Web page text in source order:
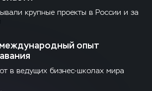
крупные проекты в России и за
опыт
в ведущих бизнес-школах мира